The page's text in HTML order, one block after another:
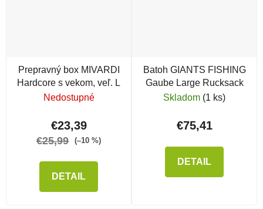
Prepravný box MIVARDI
Hardcore s vekom, veľ. L
Nedostupné
€23,39
€25,99 (–10 %)
DETAIL
Batoh GIANTS FISHING
Gaube Large Rucksack
Skladom (1 ks)
€75,41
DETAIL